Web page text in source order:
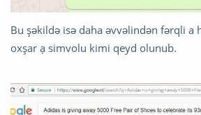
Bu şəkildə isə daha əvvəlindən fərqli a
oxşar ạ simvolu kimi qeyd olunub.